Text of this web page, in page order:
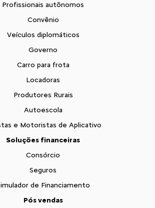
Profissionais autônomos
Convênio
Veículos diplomáticos
Governo
Carro para frota
Locadoras
Produtores Rurais
Autoescola
e Motoristas de Aplicativo
Soluções financeiras
Consórcio
Seguros
de Financiamento
Pós vendas